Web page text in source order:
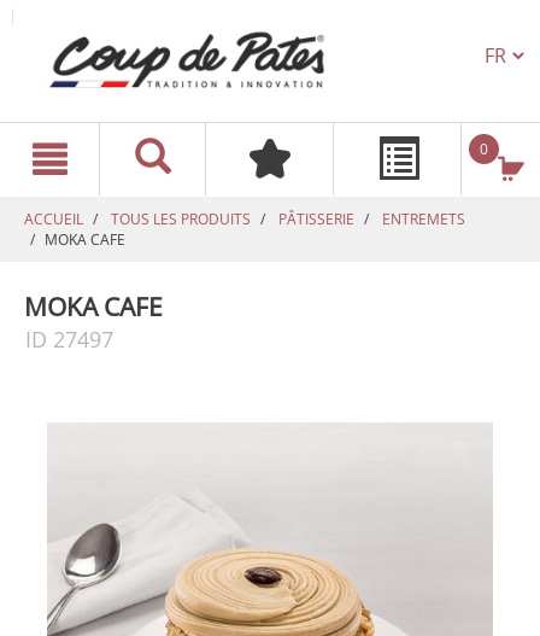
0
ACCUEIL TOUS LES PRODUITS PÂTISSERIE
ENTREMETS
MOKA CAFE
MOKA CAFE
ID 27497